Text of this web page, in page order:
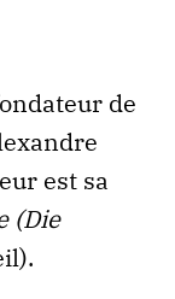
de
est sa
(Die